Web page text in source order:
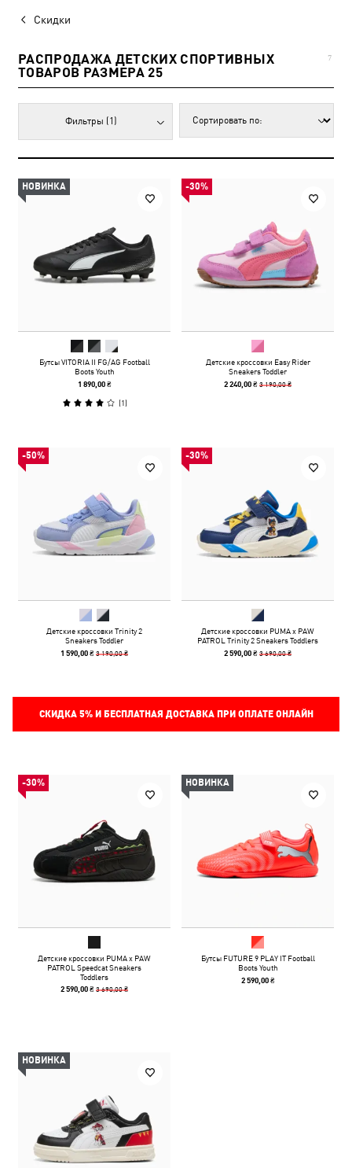
Скидки
РАСПРОДАЖА ДЕТСКИХ СПОРТИВНЫХ
ТОВАРОВ РАЗМЕРА 25
7
Фильтры (1)
НОВИНКА
Бутсы VITORIA II FG/AG Football
Boots Youth
1 890,00 ₴
(1)
-30%
Детские кроссовки Easy Rider
Sneakers Toddler
2 240,00 ₴3 190,00 ₴
-50%
Детские кроссовки Trinity 2
Sneakers Toddler
1 590,00 ₴3 190,00 ₴
-30%
Детские кроссовки PUMA x PAW
PATROL Trinity 2 Sneakers Toddlers
2 590,00 ₴3 690,00 ₴
СКИДКА 5%И БЕСПЛАТНАЯ ДОСТАВКА ПРИ ОПЛАТЕ ОНЛАЙН
-30%
Детские кроссовки PUMA x PAW
PATROL Speedcat Sneakers
Toddlers
2 590,00 ₴3 690,00 ₴
НОВИНКА
Бутсы FUTURE 9 PLAY IT Football
Boots Youth
2 590,00 ₴
НОВИНКА